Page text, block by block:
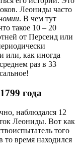
Леониды часто
. В чем тут
такое 10 – 20
от Персеид или
или, как иногда
раз в 33
года
наблюдался 12
Леониды. Вот как
того
то время находился